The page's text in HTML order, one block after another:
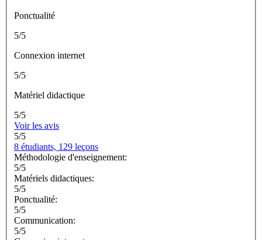
Ponctualité
5/5
Connexion internet
5/5
Matériel didactique
5/5
Voir les avis
5/5
8 étudiants, 129 leçons
Méthodologie d'enseignement:
5/5
Matériels didactiques:
5/5
Ponctualité:
5/5
Communication:
5/5